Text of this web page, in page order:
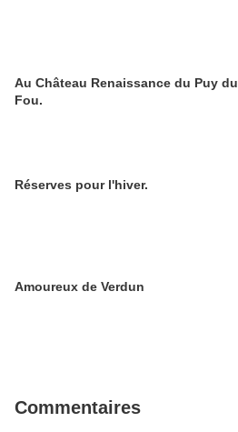
Au Château Renaissance du Puy du
Fou.
Réserves pour l'hiver.
Amoureux de Verdun
Commentaires